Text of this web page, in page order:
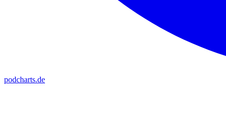
podcharts.de